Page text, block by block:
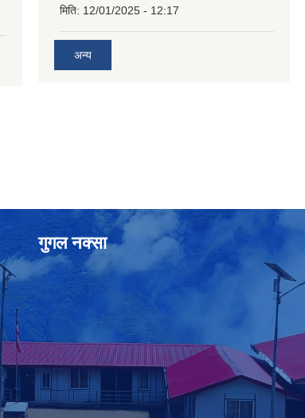
मिति: 12/01/2025 - 12:17
अन्य
गुगल नक्सा